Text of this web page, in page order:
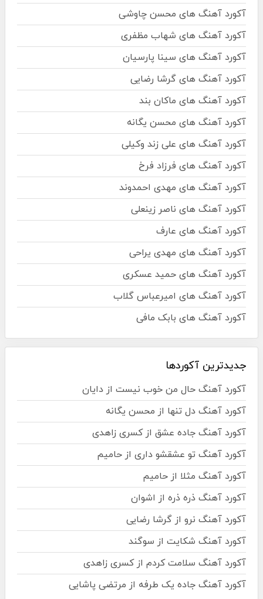
آکورد آهنگ های محسن چاوشی
آکورد آهنگ های شهاب مظفری
آکورد آهنگ های سینا پارسیان
آکورد آهنگ های گرشا رضایی
آکورد آهنگ های ماکان بند
آکورد آهنگ های محسن یگانه
آکورد آهنگ های علی زند وکیلی
آکورد آهنگ های فرزاد فرخ
آکورد آهنگ های مهدی احمدوند
آکورد آهنگ های ناصر زینعلی
آکورد آهنگ های عارف
آکورد آهنگ های مهدی یراحی
آکورد آهنگ های حمید عسکری
آکورد آهنگ های امیرعباس گلاب
آکورد آهنگ های بابک مافی
جدیدترین آکوردها
آکورد آهنگ حال من خوب نیست از دایان
آکورد آهنگ دل تنها از محسن یگانه
آکورد آهنگ جاده عشق از کسری زاهدی
آکورد آهنگ تو عشقشو داری از حامیم
آکورد آهنگ مثلا از حامیم
آکورد آهنگ ذره ذره از اشوان
آکورد آهنگ نرو از گرشا رضایی
آکورد آهنگ شکایت از سوگند
آکورد آهنگ سلامت کردم از کسری زاهدی
آکورد آهنگ جاده یک طرفه از مرتضی پاشایی